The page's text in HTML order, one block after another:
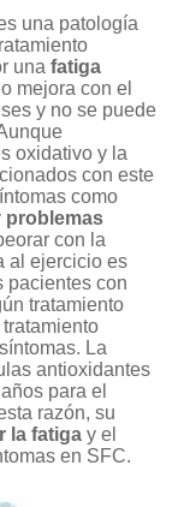
una patología
una fatiga
mejora con el
y no se puede
oxidativo y la
con este
como
problemas
con la
al ejercicio es
pacientes con
tratamiento
La
antioxidantes
para el
razón, su
la fatiga y el
en SFC.